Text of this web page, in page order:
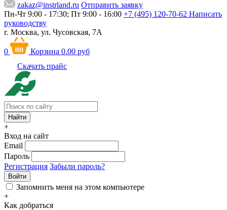
zakaz@instrland.ru Отправить заявку
Пн-Чт 9:00 - 17:30; Пт 9:00 - 16:00 +7 (495) 120-70-62 Написать
руководству
г. Москва, ул. Чусовская, 7А
0 Корзина 0.00 руб
Скачать прайс
+
Вход на сайт
Email
Пароль
Регистрация Забыли пароль?
Войти
Запомнить меня на этом компьютере
+
Как добраться